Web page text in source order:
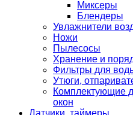
Миксеры
Блендеры
Увлажнители
Ножи
Пылесосы
Хранение и
Фильтры для
Утюги,
Комплектующие
окон
Датчики, таймеры